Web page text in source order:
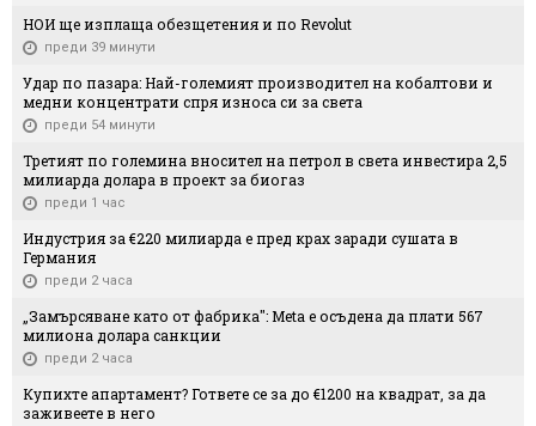
НОИ ще изплаща обезщетения и по Revolut
преди 39 минути
Удар по пазара: Най-големият производител на кобалтови и
медни концентрати спря износа си за света
преди 54 минути
Третият по големина вносител на петрол в света инвестира 2,5
милиарда долара в проект за биогаз
преди 1 час
Индустрия за €220 милиарда е пред крах заради сушата в
Германия
преди 2 часа
„Замърсяване като от фабрика": Meta е осъдена да плати 567
милиона долара санкции
преди 2 часа
Купихте апартамент? Гответе се за до €1200 на квадрат, за да
заживеете в него